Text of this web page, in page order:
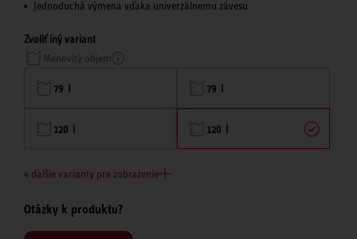
Jednoduchá výmena vďaka univerzálnemu závesu
Zvoliť iný variant
Menovitý objem
79 l 79 l
120 l 120 l
4 ďalšie varianty pre zobrazenie
Otázky k produktu?